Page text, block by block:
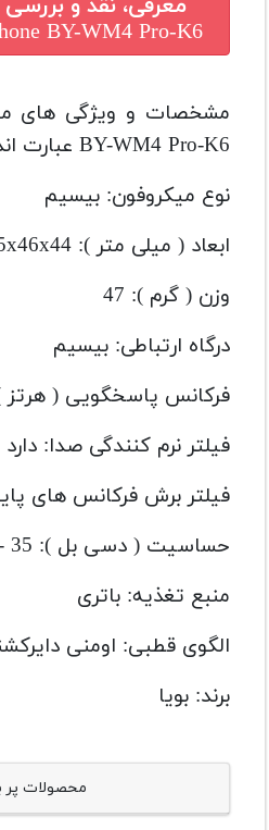
BY-WM4 Pro-K6
مشخصات و ویژگی های
BY-WM4 Pro-K6 عبارت اند از:
نوع میکروفون: بیسیم
ابعاد ( میلی متر ): 18.5x46x44
وزن ( گرم ): 47
درگاه ارتباطی: بیسیم
فرکانس پاسخگویی ( هرتز ): 35 -
فیلتر نرم کنندگی صدا: دارد
فیلتر برش فرکانس های
حساسیت ( دسی بل ): 35 - 14
منبع تغذیه: باتری
الگوی قطبی: اومنی
برند: بویا
محصولات پر